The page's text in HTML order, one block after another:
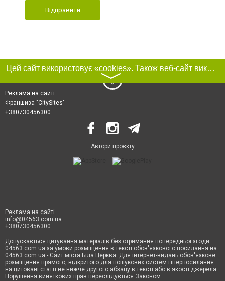
Відправити
Цей сайт використовує «cookies». Також веб-сайт використовує інтернет-сервіс для збору технічних даних стосовно відвідувачів з метою отримання маркетингової та статистичної інформації. Умови обробки даних відвідувачів сайту див.
〉
Реклама на сайті
Франшиза "CitySites"
+380730456300
Автори проєкту
Реклама на сайті
info@04563.com.ua
+380730456300
Допускається цитування матеріалів без отримання попередньої згоди
04563.com.ua за умови розміщення в тексті обов'язкового посилання на
04563.com.ua - Сайт міста Біла Церква. Для інтернет-видань обов'язкове
розміщення прямого, відкритого для пошукових систем гіперпосилання
на цитовані статті не нижче другого абзацу в тексті або в якості джерела.
Порушення виняткових прав переслідується Законом.